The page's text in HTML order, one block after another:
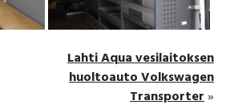
Lahti Aqua vesilaitoksen
huoltoauto Volkswagen
Transporter »